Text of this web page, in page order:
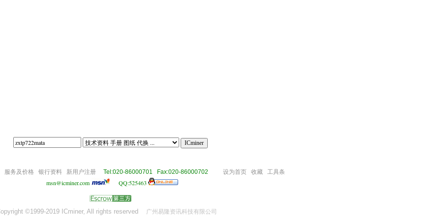
服务及价格 银行资料 新用户注册 Tel:020-86000701 Fax:020-86000702 设为首页 收藏 工具条
msn@icminer.com QQ:525463
©1999-2019 ICminer, All rights reserved 广州易隆资讯科技有限公司